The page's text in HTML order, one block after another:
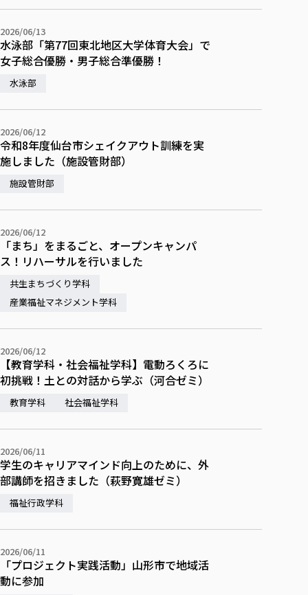
2026/06/13
水泳部「第77回東北地区大学体育大会」で
女子総合優勝・男子総合準優勝！
水泳部
2026/06/12
令和8年度仙台市シェイクアウト訓練を実
施しました（施設管財部）
施設管財部
2026/06/12
「まち」をまるごと、オープンキャンパ
ス！リハーサルを行いました
共生まちづくり学科
産業福祉マネジメント学科
2026/06/12
【教育学科・社会福祉学科】電動ろくろに
初挑戦！土との対話から学ぶ（河合ゼミ）
教育学科 社会福祉学科
2026/06/11
学生のキャリアマインド向上のために、外
部講師を招きました（萩野寛雄ゼミ）
福祉行政学科
2026/06/11
「プロジェクト実践活動」山形市で地域活
動に参加